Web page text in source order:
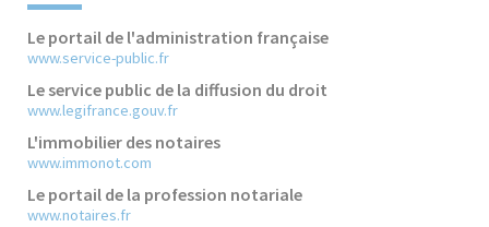
Le portail de l'administration française
www.service-public.fr
Le service public de la diffusion du droit
www.legifrance.gouv.fr
L'immobilier des notaires
www.immonot.com
Le portail de la profession notariale
www.notaires.fr